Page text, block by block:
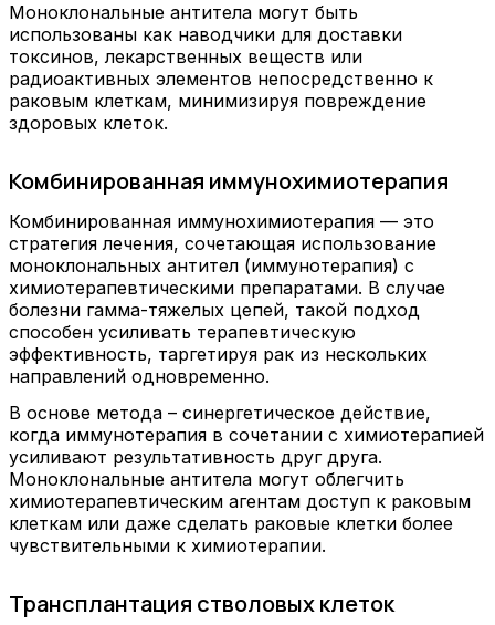
Моноклональные антитела могут быть
использованы как наводчики для доставки
токсинов, лекарственных веществ или
радиоактивных элементов непосредственно к
раковым клеткам, минимизируя повреждение
здоровых клеток.
Комбинированная иммунохимиотерапия
Комбинированная иммунохимиотерапия — это
стратегия лечения, сочетающая использование
моноклональных антител (иммунотерапия) с
химиотерапевтическими препаратами. В случае
болезни гамма-тяжелых цепей, такой подход
способен усиливать терапевтическую
эффективность, таргетируя рак из нескольких
направлений одновременно.
В основе метода – синергетическое действие,
когда иммунотерапия в сочетании с химиотерапией
усиливают результативность друг друга.
Моноклональные антитела могут облегчить
химиотерапевтическим агентам доступ к раковым
клеткам или даже сделать раковые клетки более
чувствительными к химиотерапии.
Трансплантация стволовых клеток